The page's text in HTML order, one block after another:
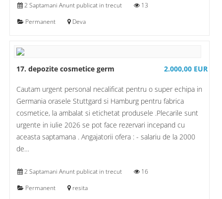
2 Saptamani Anunt publicat in trecut
13
Permanent
Deva
17. depozite cosmetice germ 2.000,00 EUR
Cautam urgent personal necalificat pentru o super echipa in
Germania orasele Stuttgard si Hamburg pentru fabrica
cosmetice, la ambalat si etichetat produsele .Plecarile sunt
urgente in iulie 2026 se pot face rezervari incepand cu
aceasta saptamana . Angajatorii ofera : - salariu de la 2000
de…
2 Saptamani Anunt publicat in trecut
16
Permanent
resita